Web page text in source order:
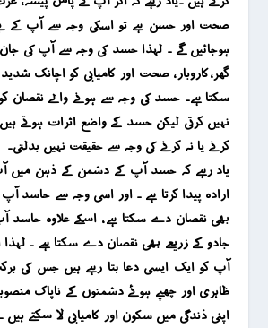
صحت اور حسن ہے تو اسکی وجہ سے آپ کے
ہوجائیں گے ۔ لہذا حسد کی وجہ سے آپ کی جان ،
گھر ،کاروبار ، صحت اور کامیابی کو اچانک
سکتا ہے۔ حسد کی وجہ سے ہونے والے نقصان
نہیں کرتی لیکن حسد کے واضع اثرات ہوتے
کرنے یا نہ کرنے کی وجہ سے حقیقت نہیں بدلتی۔
یاد رہے کہ حسد آپ کے دشمن کے ذہن میں
ارادہ پیدا کرتا ہے ۔ اور اسی وجہ سے حاسد
بھی نقصان دے سکتا ہے ، اسکے علاوہ حاسد
جادو کے زریعے بھی نقصان دے سکتا ہے ۔
آپ کو ایک ایسی دعا بتا رہے ہیں جس کی
ظاہری اور چھپے ہوئے دشمنوں کے ناپاک
اپنی ذندگی میں سکون اور کامیابی لا سکتے